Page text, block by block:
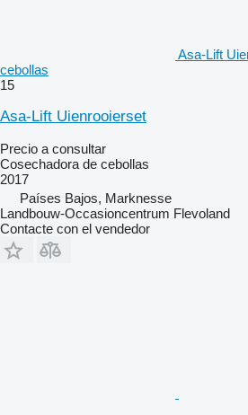
Asa-Lift
cebollas
15
Asa-Lift Uienrooierset
Precio a consultar
Cosechadora de cebollas
2017
Países Bajos, Marknesse
Landbouw-Occasioncentrum Flevoland
Contacte con el vendedor